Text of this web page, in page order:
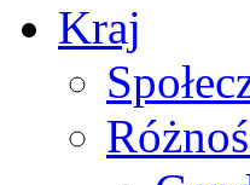
Kraj